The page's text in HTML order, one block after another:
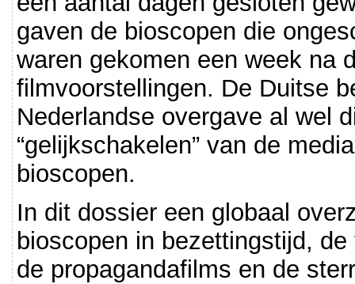
gaven de bioscopen die
waren gekomen een week na
filmvoorstellingen. De Duitse
Nederlandse overgave al wel
“gelijkschakelen” van de
bioscopen.
In dit dossier een globaal
bioscopen in bezettingstijd,
de propagandafilms en de